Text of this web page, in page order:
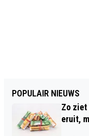
POPULAIR NIEUWS
Zo ziet
eruit,